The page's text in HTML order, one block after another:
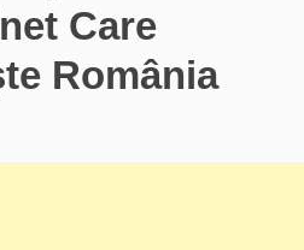
Care
România